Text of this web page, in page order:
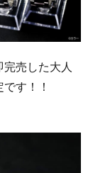
売した大人
す！！